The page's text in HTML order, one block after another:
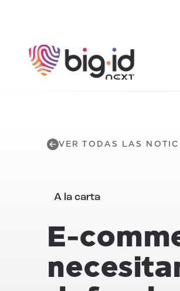
VER TODAS LAS
A la carta
E-